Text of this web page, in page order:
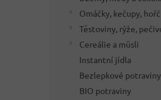
Omáčky, kečupy,
Těstoviny, rýže,
Cereálie a müsli
Instantní jídla
Bezlepkové potraviny
BIO potraviny